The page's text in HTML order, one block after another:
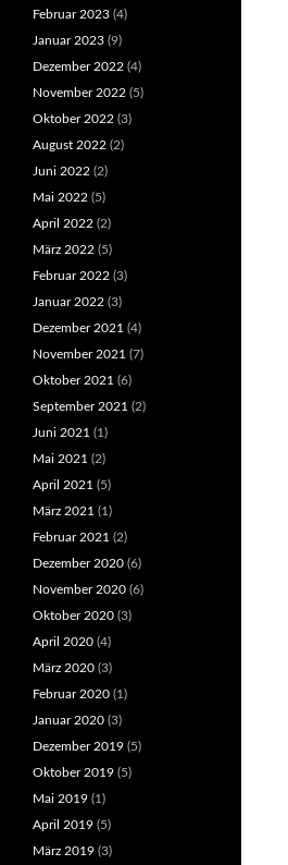
Februar 2023 (4)
Januar 2023 (9)
Dezember 2022 (4)
November 2022 (5)
Oktober 2022 (3)
August 2022 (2)
Juni 2022 (2)
Mai 2022 (5)
April 2022 (2)
März 2022 (5)
Februar 2022 (3)
Januar 2022 (3)
Dezember 2021 (4)
November 2021 (7)
Oktober 2021 (6)
September 2021 (2)
Juni 2021 (1)
Mai 2021 (2)
April 2021 (5)
März 2021 (1)
Februar 2021 (2)
Dezember 2020 (6)
November 2020 (6)
Oktober 2020 (3)
April 2020 (4)
März 2020 (3)
Februar 2020 (1)
Januar 2020 (3)
Dezember 2019 (5)
Oktober 2019 (5)
Mai 2019 (1)
April 2019 (5)
März 2019 (3)